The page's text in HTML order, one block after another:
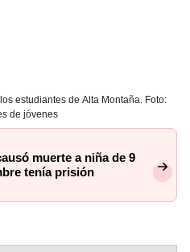
estudiantes de Alta Montaña. Foto:
de jóvenes
muerte a niña de 9
tenía prisión